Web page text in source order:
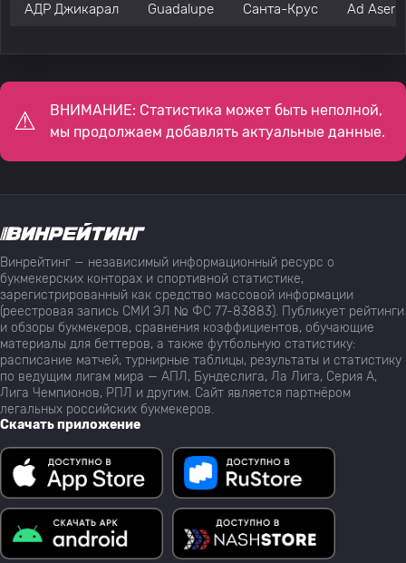
АДР Джикарал Guadalupe Санта-Крус Ad Aserri
ВНИМАНИЕ: Статистика может быть неполной,
мы продолжаем добавлять актуальные данные.
Винрейтинг — независимый информационный ресурс о
букмекерских конторах и спортивной статистике,
зарегистрированный как средство массовой информации
(реестровая запись СМИ ЭЛ № ФС 77-83883). Публикует рейтинги
и обзоры букмекеров, сравнения коэффициентов, обучающие
материалы для беттеров, а также футбольную статистику:
расписание матчей, турнирные таблицы, результаты и статистику
по ведущим лигам мира — АПЛ, Бундеслига, Ла Лига, Серия А,
Лига Чемпионов, РПЛ и другим. Сайт является партнёром
легальных российских букмекеров.
Скачать приложение